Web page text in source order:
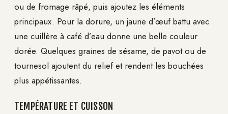
ou de fromage râpé, puis ajoutez les éléments
principaux. Pour la dorure, un jaune d’œuf battu avec
une cuillère à café d’eau donne une belle couleur
dorée. Quelques graines de sésame, de pavot ou de
tournesol ajoutent du relief et rendent les bouchées
plus appétissantes.
TEMPÉRATURE ET CUISSON